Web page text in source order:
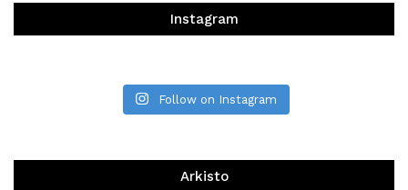
Instagram
Follow on Instagram
Arkisto